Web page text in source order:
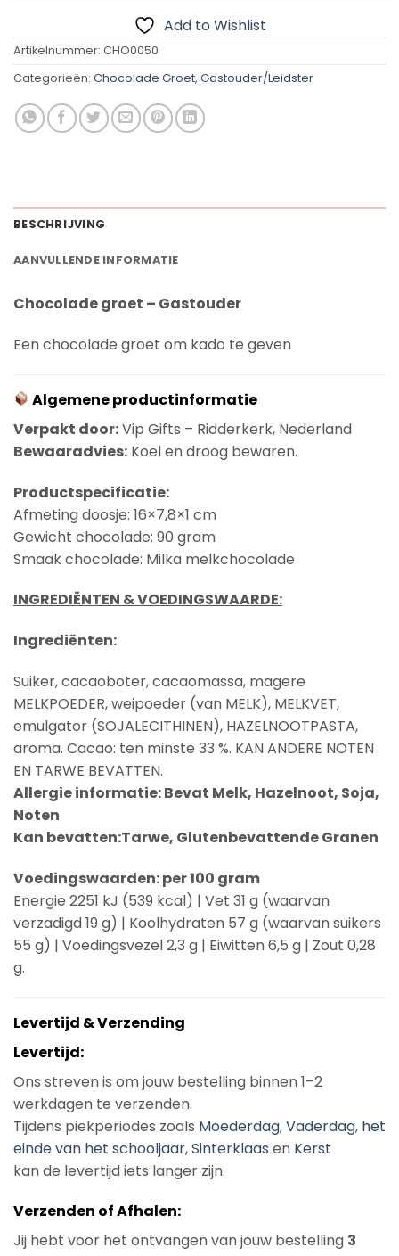
Add to Wishlist
Artikelnummer: CHO0050
Categorieën: Chocolade Groet, Gastouder/Leidster
BESCHRIJVING
AANVULLENDE INFORMATIE
Chocolade groet – Gastouder
Een chocolade groet om kado te geven
Algemene productinformatie
Verpakt door:Vip Gifts – Ridderkerk, Nederland
Bewaaradvies: Koel en droog bewaren.
Productspecificatie:
Afmeting doosje: 16×7,8×1 cm
Gewicht chocolade: 90 gram
Smaak chocolade: Milka melkchocolade
INGREDIËNTEN & VOEDINGSWAARDE:
Ingrediënten:
Suiker, cacaoboter, cacaomassa, magere
MELKPOEDER, weipoeder (van MELK), MELKVET,
emulgator (SOJALECITHINEN), HAZELNOOTPASTA,
aroma. Cacao: ten minste 33 %. KAN ANDERE NOTEN
EN TARWE BEVATTEN.
Allergie informatie:Bevat Melk, Hazelnoot, Soja,
Noten
Kan bevatten:Tarwe, Glutenbevattende Granen
Voedingswaarden: per 100 gram
Energie 2251 kJ (539 kcal) | Vet 31 g (waarvan
verzadigd 19 g) | Koolhydraten 57 g (waarvan suikers
55 g) | Voedingsvezel 2,3 g | Eiwitten 6,5 g | Zout 0,28
g.
Levertijd & Verzending
Levertijd:
Ons streven is om jouw bestelling binnen 1–2
werkdagen te verzenden.
Tijdens piekperiodes zoals Moederdag,Vaderdag, het
einde van het schooljaar,Sinterklaas en Kerst
kan de levertijd iets langer zijn.
Verzenden of Afhalen:
Jij hebt voor het ontvangen van jouw bestelling 3